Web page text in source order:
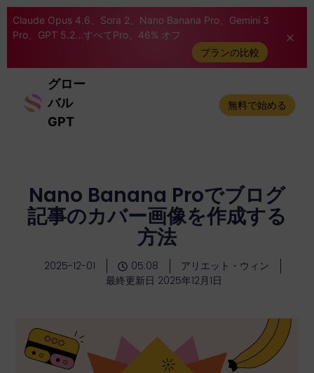
Claude Opus 4.6、Sora 2、Nano Banana Pro、Gemini 3
Pro、GPT 5.2...すべてPro。46% オフ
プランの比較
グロー
バル
GPT
無料で始める
Nano Banana Proでブログ
記事のカバー画像を作成する
方法
2025-12-01 05:08
アリエット・ウィン
最終更新日 2025年12月1日